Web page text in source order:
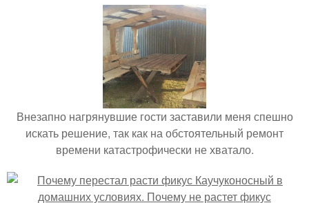
Внезапно нагрянувшие гости заставили меня спешно
искать решение, так как на обстоятельный ремонт
времени катастрофически не хватало.